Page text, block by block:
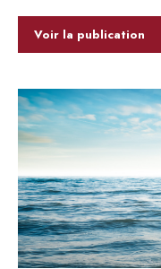
Voir la publication